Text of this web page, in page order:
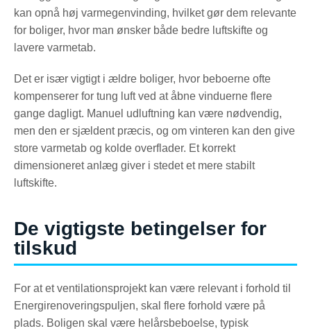
kan opnå høj varmegenvinding, hvilket gør dem relevante
for boliger, hvor man ønsker både bedre luftskifte og
lavere varmetab.
Det er især vigtigt i ældre boliger, hvor beboerne ofte
kompenserer for tung luft ved at åbne vinduerne flere
gange dagligt. Manuel udluftning kan være nødvendig,
men den er sjældent præcis, og om vinteren kan den give
store varmetab og kolde overflader. Et korrekt
dimensioneret anlæg giver i stedet et mere stabilt
luftskifte.
De vigtigste betingelser for
tilskud
For at et ventilationsprojekt kan være relevant i forhold til
Energirenoveringspuljen, skal flere forhold være på
plads. Boligen skal være helårsbeboelse, typisk